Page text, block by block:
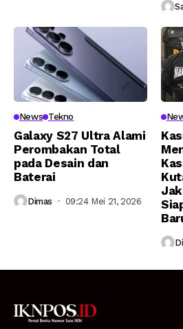
News Tekno
Galaxy S27 Ultra Alami
Perombakan Total
pada Desain dan
Baterai
Dimas 09:24 Mei 21, 2026